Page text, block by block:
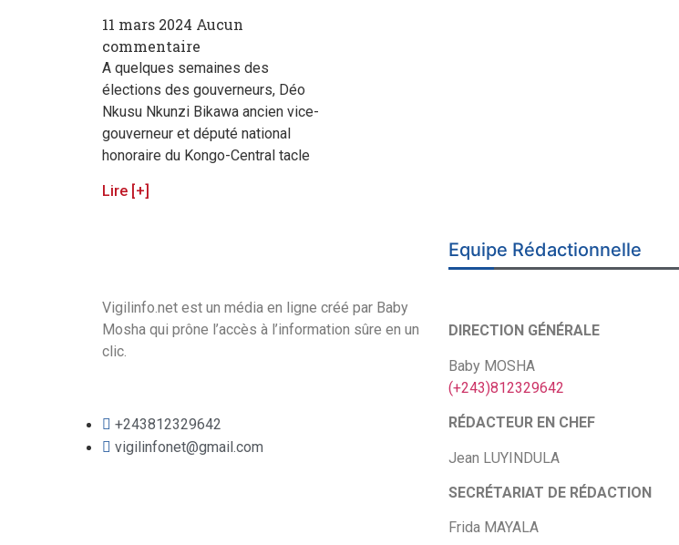
11 mars 2024 Aucun
commentaire
A quelques semaines des
élections des gouverneurs, Déo
Nkusu Nkunzi Bikawa ancien vice-
gouverneur et député national
honoraire du Kongo-Central tacle
Lire [+]
Vigilinfo.net est un média en ligne créé par Baby
Mosha qui prône l’accès à l’information sûre en un
clic.
+243812329642
vigilinfonet@gmail.com
Equipe Rédactionnelle
DIRECTION GÉNÉRALE
Baby MOSHA
(+243)812329642
RÉDACTEUR EN CHEF
Jean LUYINDULA
SECRÉTARIAT DE RÉDACTION
Frida MAYALA